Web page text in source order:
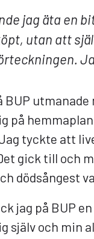
jag äta en
utan att
BUP
på
tyckte att
gick till och
dödsångest
jag på BUP
själv och min